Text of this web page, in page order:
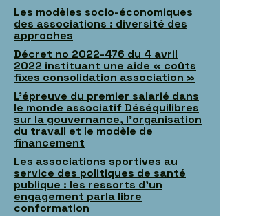
Les modèles socio-économiques
des associations : diversité des
approches
Décret no 2022-476 du 4 avril
2022 instituant une aide « coûts
fixes consolidation association »
L’épreuve du premier salarié dans
le monde associatif Déséquilibres
sur la gouvernance, l’organisation
du travail et le modèle de
financement
Les associations sportives au
service des politiques de santé
publique : les ressorts d’un
engagement parla libre
conformation